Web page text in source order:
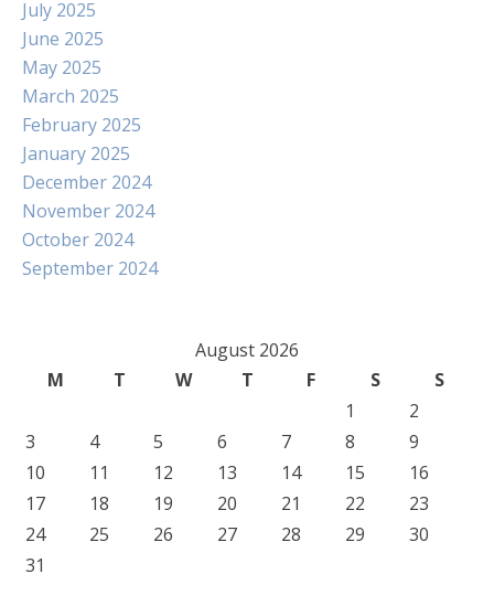
July 2025
June 2025
May 2025
March 2025
February 2025
January 2025
December 2024
November 2024
October 2024
September 2024
August 2026
M
T W T F S
S
1
2
3
4 5 6 7 8
9
10
11 12 13 14 15
16
17
18 19 20 21 22
23
24
25 26 27 28 29
30
31